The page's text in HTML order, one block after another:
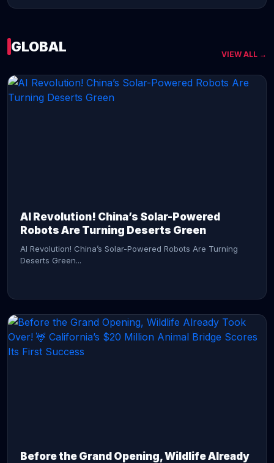
GLOBAL VIEW ALL →
AI Revolution! China’s Solar-Powered
Robots Are Turning Deserts Green
AI Revolution! China’s Solar-Powered Robots Are Turning
Deserts Green...
Before the Grand Opening, Wildlife Already